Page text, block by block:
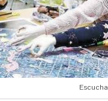
Escucha